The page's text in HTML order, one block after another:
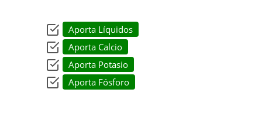
Aporta Líquidos
Aporta Calcio
Aporta Potasio
Aporta Fósforo